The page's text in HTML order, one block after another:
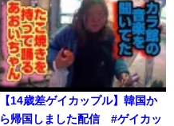
【14歳差ゲイカップル】韓国か
ら帰国しました配信 #ゲイカッ